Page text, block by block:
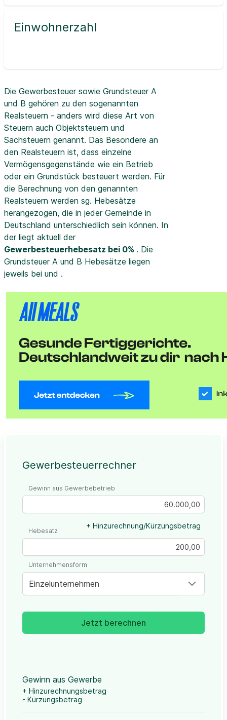
Einwohnerzahl
Die Gewerbesteuer sowie Grundsteuer A
und B gehören zu den sogenannten
Realsteuern - anders wird diese Art von
Steuern auch Objektsteuern und
Sachsteuern genannt. Das Besondere an
den Realsteuern ist, dass einzelne
Vermögensgegenstände wie ein Betrieb
oder ein Grundstück besteuert werden. Für
die Berechnung von den genannten
Realsteuern werden sg. Hebesätze
herangezogen, die in jeder Gemeinde in
Deutschland unterschiedlich sein können. In
der liegt aktuell der
Gewerbesteuerhebesatz bei 0% . Die
Grundsteuer A und B Hebesätze liegen
jeweils bei und .
Gewerbesteuerrechner
Gewinn aus Gewerbebetrieb
+ Hinzurechnung/Kürzungsbetrag
Hebesatz
Einzelunternehmen
Unternehmensform
Jetzt berechnen
Gewinn aus Gewerbe
+ Hinzurechnungsbetrag
- Kürzungsbetrag